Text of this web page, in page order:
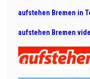
aufstehen Bremen in
aufstehen Bremen